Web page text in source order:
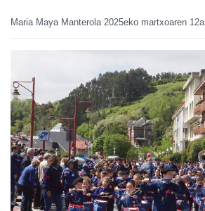
Maria Maya Manterola 2025eko martxoaren 12a